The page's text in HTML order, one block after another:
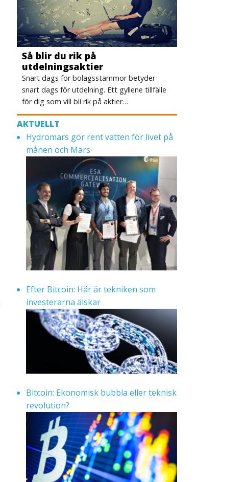
Så blir du rik på
utdelningsaktier
Snart dags för bolagsstämmor betyder
snart dags för utdelning. Ett gyllene tillfälle
för dig som vill bli rik på aktier…
AKTUELLT
Hydromars gör rent vatten för livet på
månen och Mars
Efter Bitcoin: Här är tekniken som
investerarna älskar
Bitcoin: Ekonomisk bubbla eller teknisk
revolution?